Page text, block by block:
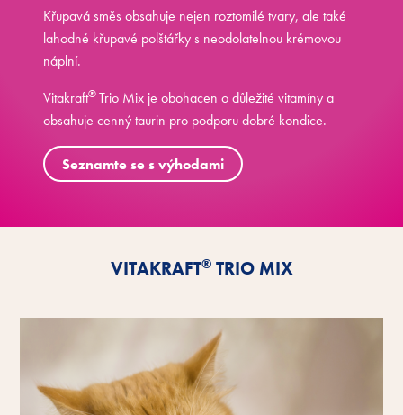
Křupavá směs obsahuje nejen roztomilé tvary, ale také
lahodné křupavé polštářky s neodolatelnou krémovou
náplní.
Vitakraft®Trio Mix je obohacen o důležité vitamíny a
obsahuje cenný taurin pro podporu dobré kondice.
Seznamte se s výhodami
VITAKRAFT®TRIO MIX